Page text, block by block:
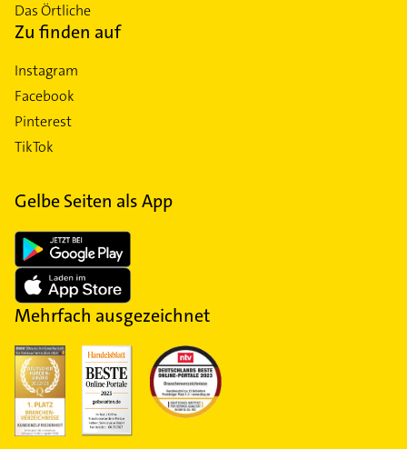
Das Örtliche
Zu finden auf
Instagram
Facebook
Pinterest
TikTok
Gelbe Seiten als App
Mehrfach ausgezeichnet